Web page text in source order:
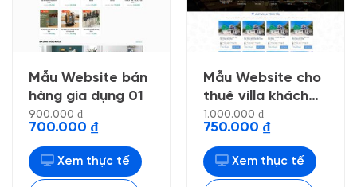
Mẫu Website bán
hàng gia dụng 01
900.000₫
Giá
là:
900.000 ₫.
700.000 ₫Giá
hiện
tại
là:
700.000 ₫.
Xem thực tế
Mẫu Website cho
thuê villa khách
sạn
1.000.000₫
Giá
là:
1.000.000 ₫.
750.000 ₫Giá
hiện
tại
là:
750.000 ₫.
Xem thực tế